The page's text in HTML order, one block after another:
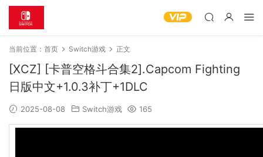
当前位置： 首页 Switch游戏 正文
[XCZ] [卡普空格斗合集2].Capcom Fighting
日版中文+1.0.3补丁+1DLC
2025-08-08 Switch游戏 165